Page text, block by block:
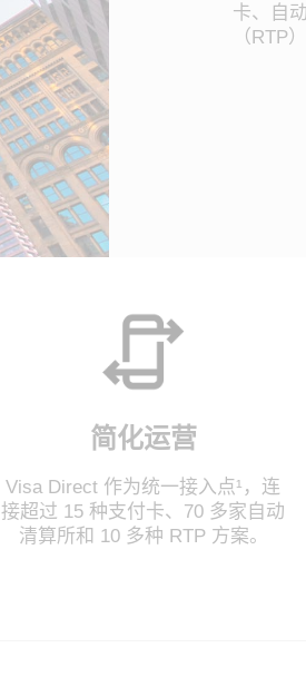
卡、自
（RTP
简化运营
Visa Direct 作为统一接入点¹，连
接超过 15 种支付卡、70 多家自动
清算所和 10 多种 RTP 方案。